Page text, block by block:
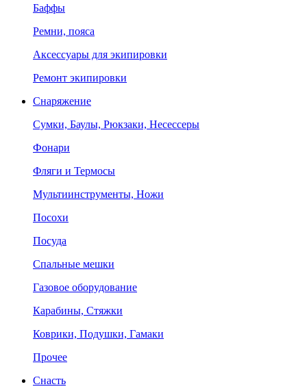
Баффы
Ремни, пояса
Аксессуары для экипировки
Ремонт экипировки
Снаряжение
Сумки, Баулы, Рюкзаки, Несессеры
Фонари
Фляги и Термосы
Мультиинструменты, Ножи
Посохи
Посуда
Спальные мешки
Газовое оборудование
Карабины, Стяжки
Коврики, Подушки, Гамаки
Прочее
Снасть